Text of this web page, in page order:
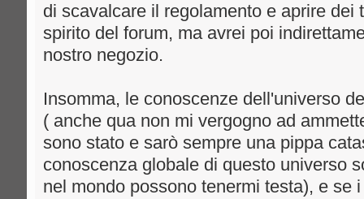
di scavalcare il regolamento e aprire dei
spirito del forum, ma avrei poi
nostro negozio.
Insomma, le conoscenze dell'universo
( anche qua non mi vergogno ad
sono stato e sarò sempre una pippa
conoscenza globale di questo universo
nel mondo possono tenermi testa), e se